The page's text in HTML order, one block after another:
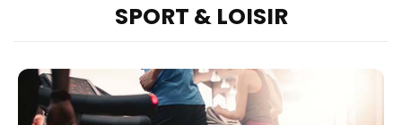
SPORT & LOISIR